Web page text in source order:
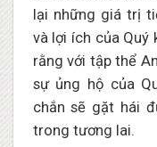
lại những giá trị
và lợi ích của Quý
rằng với tập thể
sự ủng hộ của
chắn sẽ gặt hái
trong tương lai.